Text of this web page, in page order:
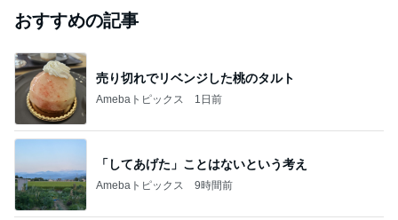
おすすめの記事
売り切れでリベンジした桃のタルト
Amebaトピックス 1日前
「してあげた」ことはないという考え
Amebaトピックス 9時間前